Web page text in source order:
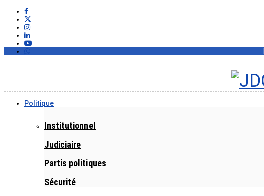
Politique
Institutionnel
Judiciaire
Partis politiques
Sécurité